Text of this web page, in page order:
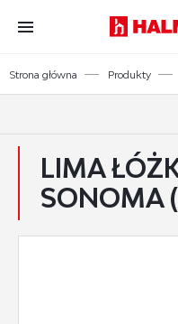
Przejdź do treści.
Przejdź do menu.
Przejdź do wyszukiwarki.
Strona główna Produkty
LIMA
SONOMA